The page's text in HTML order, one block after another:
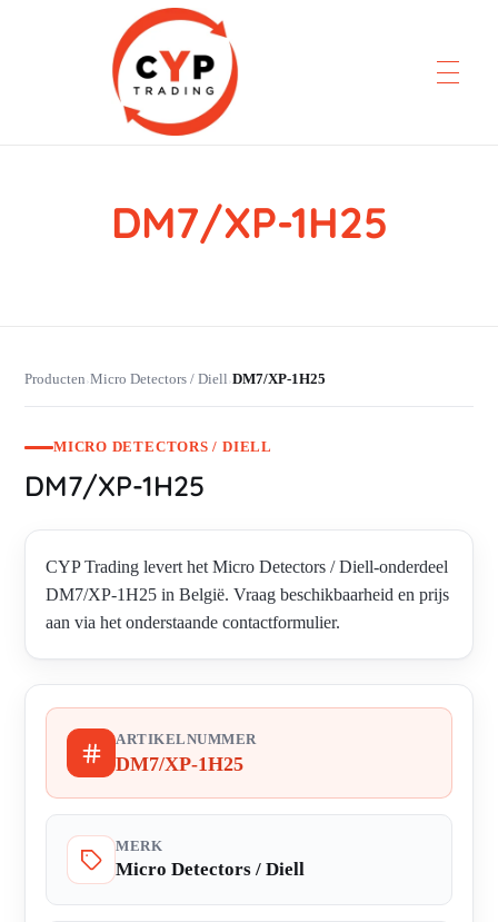
CYP Trading
Professionelle Ersatzteilbeschaffung
DM7/XP-1H25
Producten›Micro Detectors / Diell›DM7/XP-1H25
MICRO DETECTORS / DIELL
DM7/XP-1H25
CYP Trading levert het Micro Detectors / Diell-onderdeel
DM7/XP-1H25 in België. Vraag beschikbaarheid en prijs
aan via het onderstaande contactformulier.
ARTIKELNUMMER
DM7/XP-1H25
MERK
Micro Detectors / Diell